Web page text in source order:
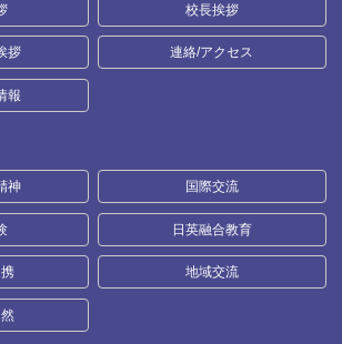
校長挨拶
拶 連絡/アクセス
報
神 国際交流
日英融合教育
地域交流